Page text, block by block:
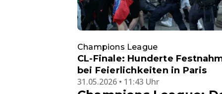
Champions League
CL-Finale: Hunderte
bei Feierlichkeiten in Paris
31.05.2026 • 11:43 Uhr